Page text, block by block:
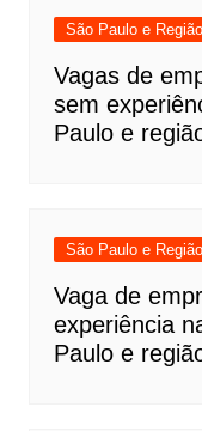
São Paulo e
Vagas de
sem
Paulo e
São Paulo e
Vaga de
experiência
Paulo e